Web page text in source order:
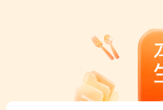
面对面聊增长